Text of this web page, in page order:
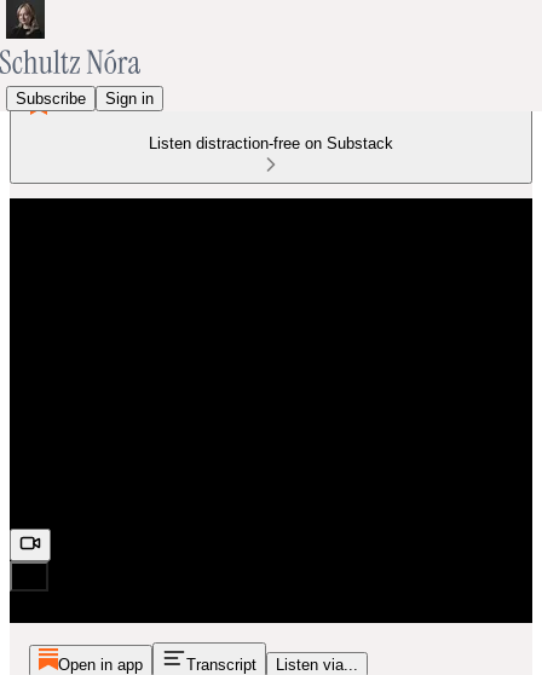
Subscribe Sign in
Listen distraction-free on Substack
Open in app Transcript Listen via...